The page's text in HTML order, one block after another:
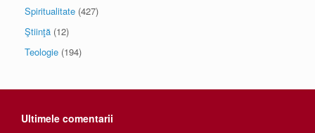
Spiritualitate (427)
Ştiinţă (12)
Teologie (194)
Ultimele comentarii